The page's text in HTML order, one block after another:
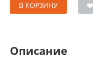
В КОРЗИНУ
Описание